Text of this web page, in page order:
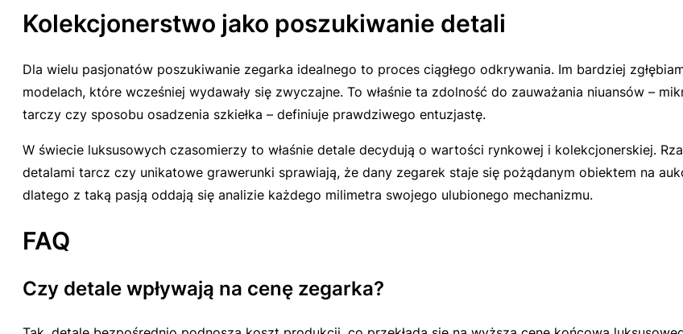
Kolekcjonerstwo jako poszukiwanie detali
Dla wielu pasjonatów poszukiwanie zegarka idealnego to proces ciągłego odkrywania. Im bardziej
modelach, które wcześniej wydawały się zwyczajne. To właśnie ta zdolność do zauważania niuansów –
tarczy czy sposobu osadzenia szkiełka – definiuje prawdziwego entuzjastę.
W świecie luksusowych czasomierzy to właśnie detale decydują o wartości rynkowej i kolekcjonerskiej.
detalami tarcz czy unikatowe grawerunki sprawiają, że dany zegarek staje się pożądanym obiektem na
dlatego z taką pasją oddają się analizie każdego milimetra swojego ulubionego mechanizmu.
FAQ
Czy detale wpływają na cenę zegarka?